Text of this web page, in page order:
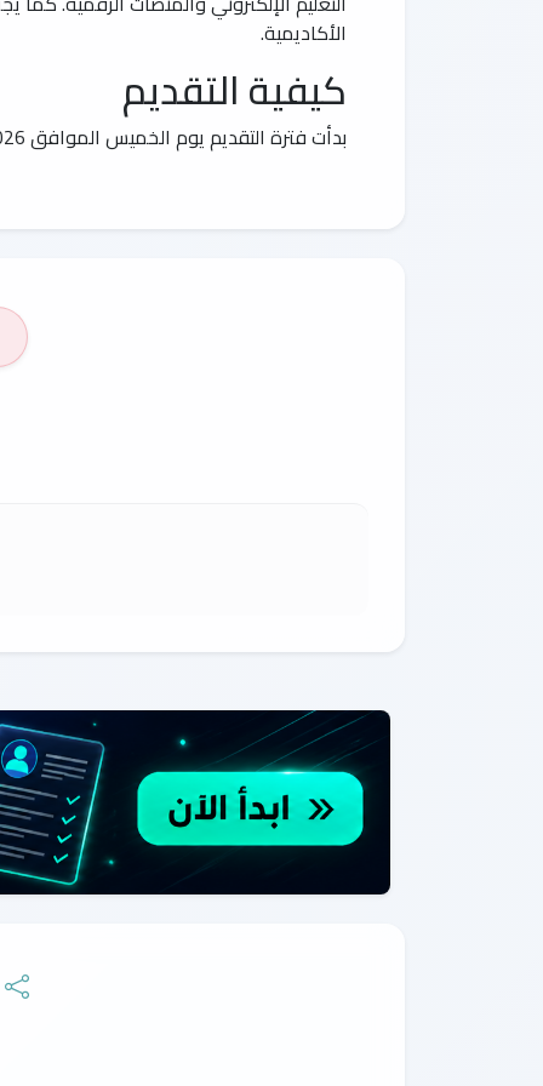
الأكاديمية.
كيفية التقديم
بدأت فترة التقديم يوم الخميس الموافق 11/06/2026 عبر الرابط الرسمي المخصص لذلك، ويُنصح الراغبون بالتقديم المبكر لضمان فرص أفضل في القبول.